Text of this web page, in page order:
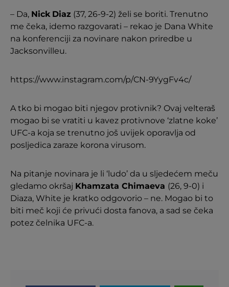
– Da, Nick Diaz (37, 26-9-2) želi se boriti. Trenutno
me čeka, idemo razgovarati – rekao je Dana White
na konferenciji za novinare nakon priredbe u
Jacksonvilleu.
https://www.instagram.com/p/CN-9YygFv4c/
A tko bi mogao biti njegov protivnik? Ovaj velteraš
mogao bi se vratiti u kavez protivnove ‘zlatne koke’
UFC-a koja se trenutno još uvijek oporavlja od
posljedica zaraze korona virusom.
Na pitanje novinara je li ‘ludo’ da u sljedećem meču
gledamo okršaj Khamzata Chimaeva (26, 9-0) i
Diaza, White je kratko odgovorio – ne. Mogao bi to
biti meč koji će privući dosta fanova, a sad se čeka
potez čelnika UFC-a.